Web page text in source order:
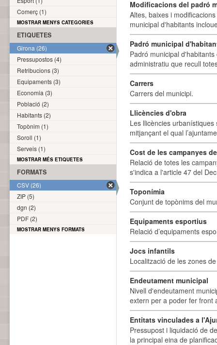
Modificacions del padró
Altes, baixes i
municipal d'habitants
Padró municipal
Padró municipal
administratiu que recull
Carrers
Carrers del municipi.
Llicències d'obra
Les llicències
mitjançant el qual
Cost de les campanyes
Relació de totes les
s'indica a l'article 47 del
Toponímia
Conjunt de topònims del
Equipaments esportius
Relació d’equipaments
Jocs infantils
Localització de les zones
Endeutament municipal
Nivell d'endeutament
extern per a poder fer front
Entitats vinculades a
Pressupost i liquidació de
la principal eina de
Comerç (1)
MOSTRAR MENYS CATEGORIES
ETIQUETES
Girona (26)
Pressupostos (4)
Retribucions (3)
Equipaments (3)
Economia (3)
Població (2)
Habitants (2)
Topònim (1)
Soroll (1)
Serveis (1)
MOSTRAR MÉS ETIQUETES
FORMATS
CSV (26)
ZIP (5)
dgn (2)
PDF (2)
MOSTRAR MENYS FORMATS